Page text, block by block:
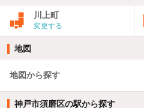
川上町
変更する
地図
地図から探す
神戸市須磨区の駅から探す